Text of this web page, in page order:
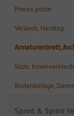
Pieces porte
Verdeck, Hardtop
Armaturenbrett,
Sitze,
Bodenbeläge,
Sprint & Sprint